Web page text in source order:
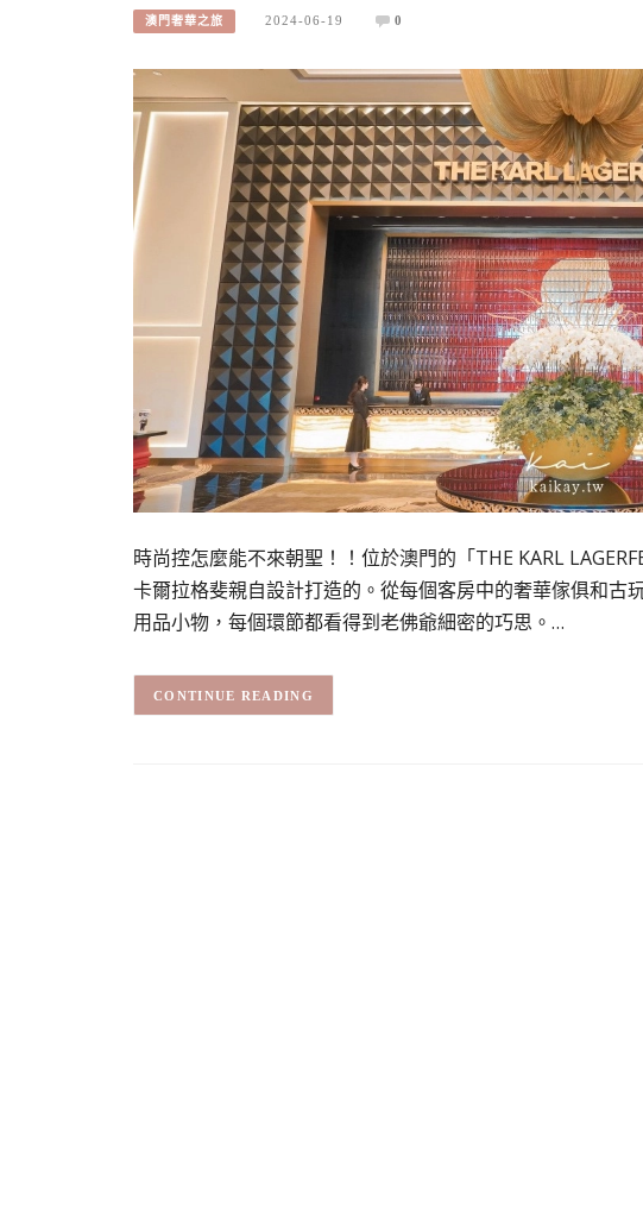
澳門奢華之旅 2024-06-19 0
時尚控怎麼能不來朝聖！！位於澳門的「THE KARL
卡爾拉格斐親自設計打造的。從每個客房中的奢華傢俱和古
用品小物，每個環節都看得到老佛爺細密的巧思。…
CONTINUE READING